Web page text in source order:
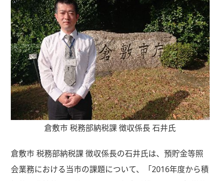
倉敷市 税務部納税課 徴収係長 石井氏
倉敷市 税務部納税課 徴収係長の石井氏は、預貯金等照
会業務における当市の課題について、「2016年度から積